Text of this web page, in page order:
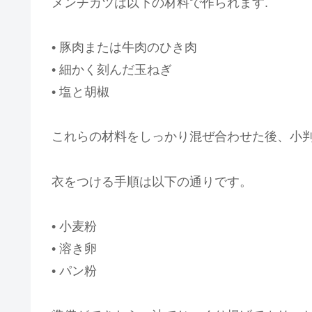
• 豚肉または牛肉のひき肉
• 細かく刻んだ玉ねぎ
• 塩と胡椒
これらの材料をしっかり混ぜ合わせた後、小
衣をつける手順は以下の通りです。
• 小麦粉
• 溶き卵
• パン粉